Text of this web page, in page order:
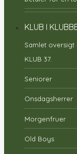
KLUB I
Samlet oversigt
KLUB 37.
Seniorer
Onsdagsherrer
Morgenfruer
Old Boys